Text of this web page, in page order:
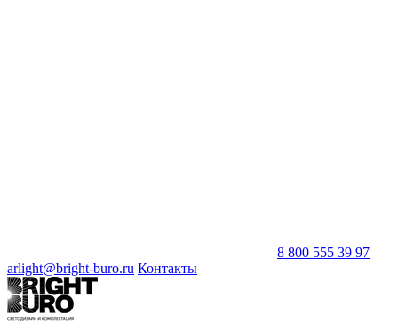
8 800 555 39 97
arlight@bright-buro.ru Контакты